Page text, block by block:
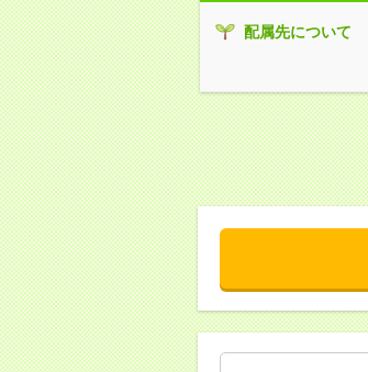
配属先について